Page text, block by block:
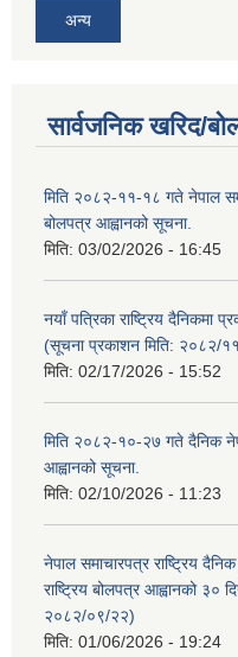
अन्य
सार्वजनिक खरिद/
मिति २०८२-११-१८ गते नेपाल
बोलपत्र आह्वानको सूचना.
मिति: 03/02/2026 - 16:45
नयाँ पत्रिका राष्ट्रिय दैनिकमा
(सूचना प्रकाशन मिति: २०८२/
मिति: 02/17/2026 - 15:52
मिति २०८२-१०-२७ गते दैनिक
आह्वानको सूचना.
मिति: 02/10/2026 - 11:23
नेपाल समाचारपत्र राष्ट्रिय
राष्ट्रिय बोलपत्र आह्वानको ३०
२०८२/०९/२२)
मिति: 01/06/2026 - 19:24